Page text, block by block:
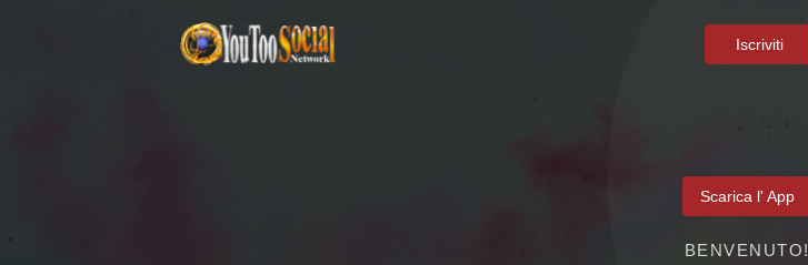
Iscriviti
Scarica l' App
BENVENUTO!